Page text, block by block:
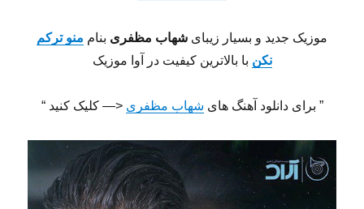
موزیک جدید و بسیار زیبای شهاب مظفری بنام منو ترکم
نکن با بالاترین کیفیت در آوا موزیک
” برای دانلود آهنگ های شهاب مظفری <— کلیک کنید “